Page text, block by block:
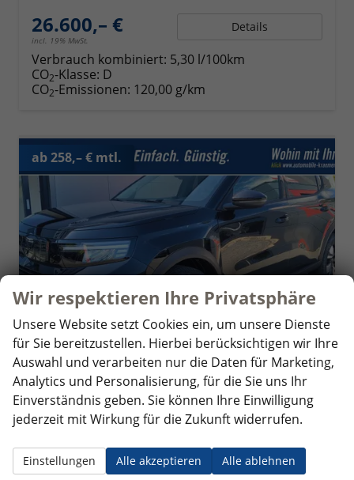
26.600,– €
incl. 19% MwSt.
Details
Verbrauch kombiniert: 5,30 l/100km
CO2-Klasse: D
CO2-Emissionen: 120,00 g/km
ab 258,– € mtl.
Opel Frontera
Ultimate 1.2 107 kW Ultimate*7Sitze*LED*Navi*Shzg*PDC*Cam*
unverbindliche Lieferzeit:5 Wochen
Fahrzeugnr. 355428 GetriebeAutomatik
Wir respektieren Ihre Privatsphäre
Unsere Website setzt Cookies ein, um unsere Dienste
für Sie bereitzustellen. Hierbei berücksichtigen wir Ihre
Auswahl und verarbeiten nur die Daten für Marketing,
Analytics und Personalisierung, für die Sie uns Ihr
Einverständnis geben. Sie können Ihre Einwilligung
jederzeit mit Wirkung für die Zukunft widerrufen.
Alle akzeptieren Alle ablehnen
Einstellungen